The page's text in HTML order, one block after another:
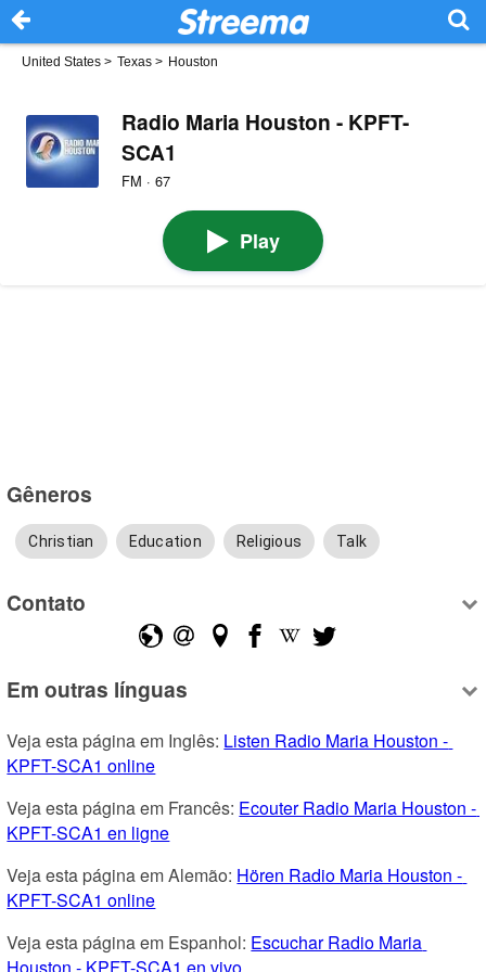
United States > Texas > Houston
Radio Maria Houston - KPFT-
SCA1
FM · 67
Play
Gêneros
Christian Education Religious Talk
Contato
Em outras línguas
Veja esta página em Inglês: Listen Radio Maria Houston -
KPFT-SCA1 online
Veja esta página em Francês: Ecouter Radio Maria Houston -
KPFT-SCA1 en ligne
Veja esta página em Alemão: Hören Radio Maria Houston -
KPFT-SCA1 online
Veja esta página em Espanhol: Escuchar Radio Maria
Houston - KPFT-SCA1 en vivo